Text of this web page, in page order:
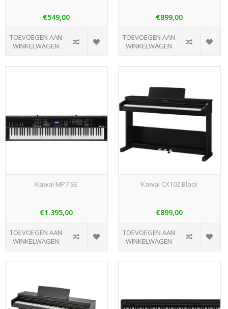
€549,00
TOEVOEGEN AAN
WINKELWAGEN
€899,00
TOEVOEGEN AAN
WINKELWAGEN
Kawai MP7 SE
€1.395,00
TOEVOEGEN AAN
WINKELWAGEN
Kawai CX102 Black
€899,00
TOEVOEGEN AAN
WINKELWAGEN